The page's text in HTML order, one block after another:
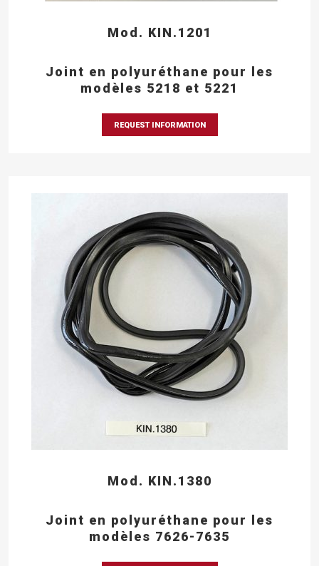
Mod. KIN.1201
Joint en polyuréthane pour les
modèles 5218 et 5221
REQUEST INFORMATION
Mod. KIN.1380
Joint en polyuréthane pour les
modèles 7626-7635